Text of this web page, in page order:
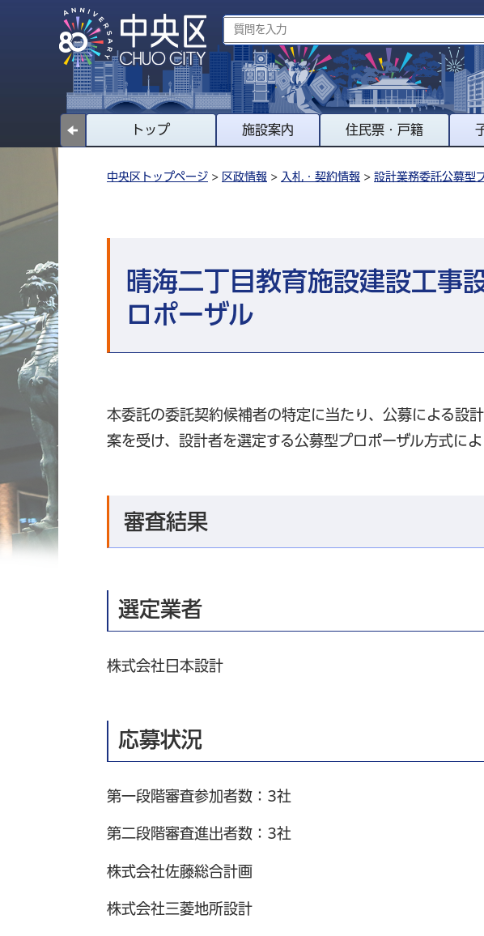
トップ 施設案内 住民票・戸籍
中央区トップページ > 区政情報 > 入札・契約情報 > 設計業務委託公募型
晴海二丁目教育施設建設工事
ロポーザル
本委託の委託契約候補者の特定に当たり、公募による設
案を受け、設計者を選定する公募型プロポーザル方式によ
審査結果
選定業者
株式会社日本設計
応募状況
第一段階審査参加者数：3社
第二段階審査進出者数：3社
株式会社佐藤総合計画
株式会社三菱地所設計